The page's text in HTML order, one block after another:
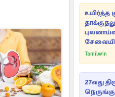
சிக்கல்
உயிர்த்த
Tamilwin
27வது